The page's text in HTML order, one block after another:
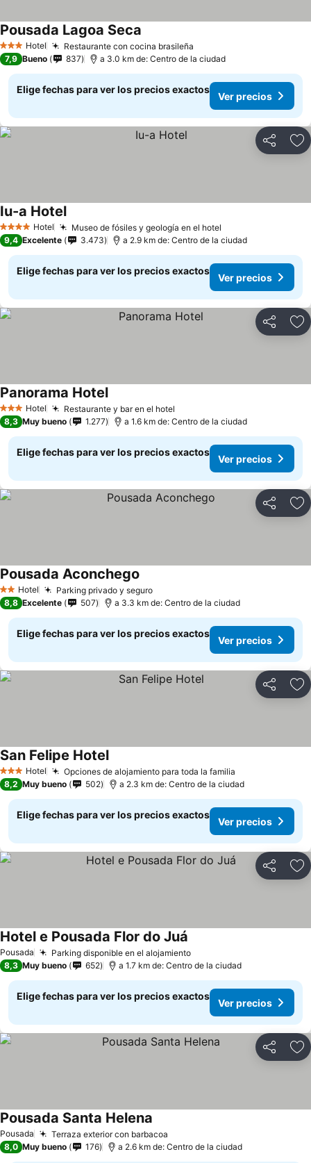
3 Estrellas
Hotel Restaurante con cocina brasileña
Pousada Lagoa Seca
7,9 Bueno 837 a 3.0 km de: Centro de la ciudad
Elige fechas para ver los precios exactos
Ver precios
Compartir
4 EstrellasHotel Museo de fósiles y geología en el hotel
Iu-a Hotel
9,4 Excelente 3.473 a 2.9 km de: Centro de la ciudad
Elige fechas para ver los precios exactos
Ver precios
Compartir
3 Estrellas
Hotel Restaurante y bar en el hotel
Panorama Hotel
8,3 Muy bueno 1.277 a 1.6 km de: Centro de la ciudad
Elige fechas para ver los precios exactos
Ver precios
Compartir
2 Estrellas
Hotel Parking privado y seguro
Pousada Aconchego
8,8 Excelente 507 a 3.3 km de: Centro de la ciudad
Elige fechas para ver los precios exactos
Ver precios
Compartir
3 Estrellas
Hotel Opciones de alojamiento para toda la familia
San Felipe Hotel
8,2 Muy bueno 502 a 2.3 km de: Centro de la ciudad
Elige fechas para ver los precios exactos
Ver precios
Compartir
Pousada Parking disponible en el alojamiento
Hotel e Pousada Flor do Juá
8,3 Muy bueno 652 a 1.7 km de: Centro de la ciudad
Elige fechas para ver los precios exactos
Ver precios
Compartir
Pousada Terraza exterior con barbacoa
Pousada Santa Helena
8,0 Muy bueno 176 a 2.6 km de: Centro de la ciudad